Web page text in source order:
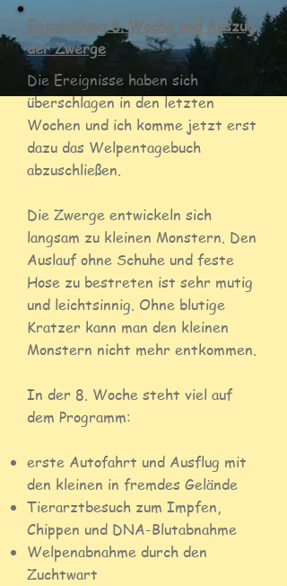
Entwicklung 8. Woche und Auszug
der Zwerge
Die Ereignisse haben sich
überschlagen in den letzten
Wochen und ich komme jetzt erst
dazu das Welpentagebuch
abzuschließen.
Die Zwerge entwickeln sich
langsam zu kleinen Monstern. Den
Auslauf ohne Schuhe und feste
Hose zu bestreten ist sehr mutig
und leichtsinnig. Ohne blutige
Kratzer kann man den kleinen
Monstern nicht mehr entkommen.
In der 8. Woche steht viel auf
dem Programm:
erste Autofahrt und Ausflug mit
den kleinen in fremdes Gelände
Tierarztbesuch zum Impfen,
Chippen und DNA-Blutabnahme
Welpenabnahme durch den
Zuchtwart